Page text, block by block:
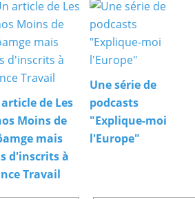
de Les
Moins de
mais
d'inscrits à
Travail
Une série de
podcasts
"Explique-moi
l'Europe"